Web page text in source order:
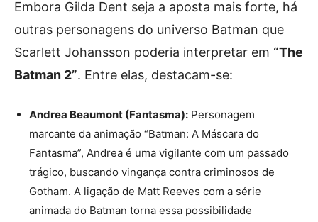
Embora Gilda Dent seja a aposta mais forte, há
outras personagens do universo Batman que
Scarlett Johansson poderia interpretar em “The
Batman 2”. Entre elas, destacam-se:
Andrea Beaumont (Fantasma): Personagem
marcante da animação “Batman: A Máscara do
Fantasma”, Andrea é uma vigilante com um passado
trágico, buscando vingança contra criminosos de
Gotham. A ligação de Matt Reeves com a série
animada do Batman torna essa possibilidade